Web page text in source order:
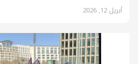
أبريل 12, 2026